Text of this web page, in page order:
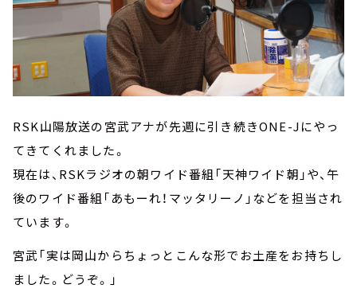
RSK山陽放送の宮武アナが先週に引き続きONE-Jにやっ
てきてくれました。
現在は、RSKラジオの朝ワイド番組「天神ワイド朝」や、午
後のワイド番組「あもーれ！マッタリーノ」などを担当され
ています。
宮武「実は岡山からちょっとこんな形でお土産をお持ちし
ました。どうぞ。」